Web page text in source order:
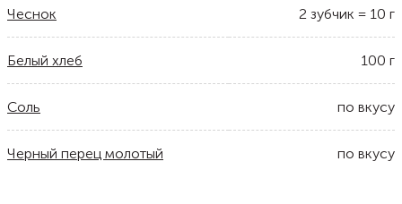
Чеснок 2 зубчик = 10 г
Белый хлеб 100 г
Соль по вкусу
Черный перец молотый по вкусу